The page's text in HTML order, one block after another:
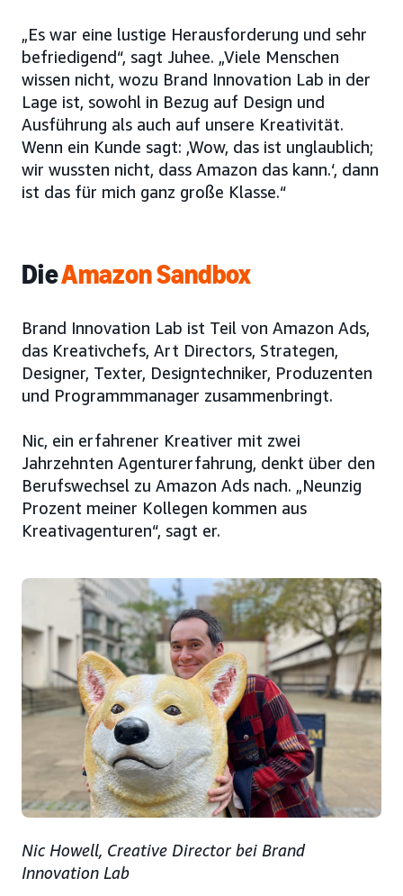
„Es war eine lustige Herausforderung und sehr
befriedigend“, sagt Juhee. „Viele Menschen
wissen nicht, wozu Brand Innovation Lab in der
Lage ist, sowohl in Bezug auf Design und
Ausführung als auch auf unsere Kreativität.
Wenn ein Kunde sagt: ‚Wow, das ist unglaublich;
wir wussten nicht, dass Amazon das kann.‘, dann
ist das für mich ganz große Klasse.“
DieAmazon Sandbox
Brand Innovation Lab ist Teil von Amazon Ads,
das Kreativchefs, Art Directors, Strategen,
Designer, Texter, Designtechniker, Produzenten
und Programmmanager zusammenbringt.
Nic, ein erfahrener Kreativer mit zwei
Jahrzehnten Agenturerfahrung, denkt über den
Berufswechsel zu Amazon Ads nach. „Neunzig
Prozent meiner Kollegen kommen aus
Kreativagenturen“, sagt er.
Nic Howell, Creative Director bei Brand
Innovation Lab